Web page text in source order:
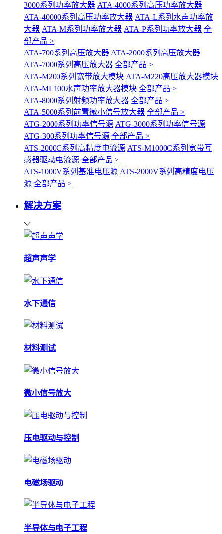
3000系列功率放大器 ATA-4000系列高压功率放大器
ATA-40000系列高压功率放大器 ATA-L系列水声功率放
大器 ATA-M系列功率放大器 ATA-P系列功率放大器 全
部产品 >
ATA-700系列高压放大器 ATA-2000系列高压放大器
ATA-7000系列高压放大器 全部产品 >
ATA-M200系列宽带放大模块 ATA-M220高压放大器模块
ATA-ML100水声功率放大器模块 全部产品 >
ATA-8000系列射频功率放大器 全部产品 >
ATA-5000系列前置微小信号放大器 全部产品 >
ATG-2000系列功率信号源 ATG-3000系列功率信号源
ATG-300系列功率信号源 全部产品 >
ATS-2000C系列高精度电流源 ATS-M1000C系列宽带互
感器驱动电流源 全部产品 >
ATS-1000V系列基准电压源 ATS-2000V系列高精度电压
源 全部产品 >
解决方案
超声声学
水下通信
材料测试
微小信号放大
压电驱动与控制
电磁场驱动
半导体与电子工程